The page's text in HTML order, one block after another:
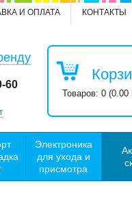
КОНТАКТЫ
И ОПЛАТА
Товаров: 0 (0.00
60
Электроника
для ухода и
присмотра